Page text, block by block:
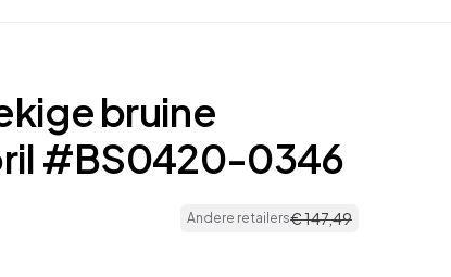
bruine
#BS0420-0346
Andere retailers€147,49